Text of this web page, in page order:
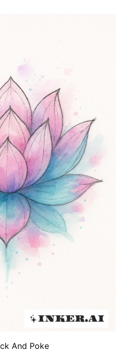
And Poke